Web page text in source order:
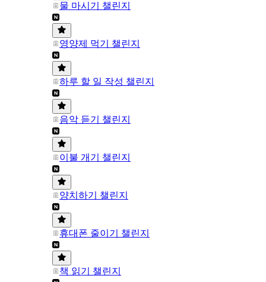
물 마시기 챌린지
영양제 먹기 챌린지
하루 할 일 작성 챌린지
음악 듣기 챌린지
이불 개기 챌린지
양치하기 챌린지
휴대폰 줄이기 챌린지
책 읽기 챌린지